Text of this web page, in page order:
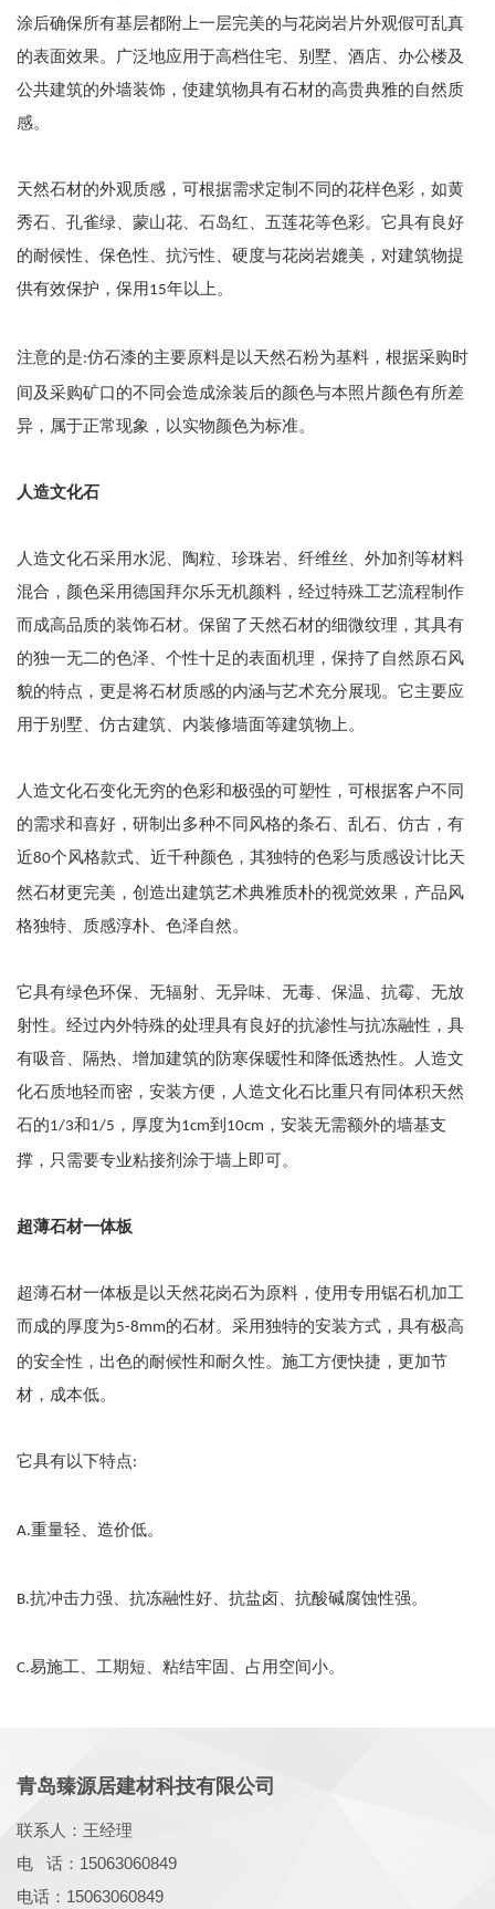
涂后确保所有基层都附上一层完美的与花岗岩片外观假可乱真
的表面效果。广泛地应用于高档住宅、别墅、酒店、办公楼及
公共建筑的外墙装饰，使建筑物具有石材的高贵典雅的自然质
感。
天然石材的外观质感，可根据需求定制不同的花样色彩，如黄
秀石、孔雀绿、蒙山花、石岛红、五莲花等色彩。它具有良好
的耐候性、保色性、抗污性、硬度与花岗岩媲美，对建筑物提
供有效保护，保用 15年以上。
注意的是:仿石漆的主要原料是以天然石粉为基料，根据采购时
间及采购矿口的不同会造成涂装后的颜色与本照片颜色有所差
异，属于正常现象，以实物颜色为标准。
人造文化石
人造文化石采用水泥、陶粒、珍珠岩、纤维丝、外加剂等材料
混合，颜色采用德国拜尔乐无机颜料，经过特殊工艺流程制作
而成高品质的装饰石材。保留了天然石材的细微纹理，其具有
的独一无二的色泽、个性十足的表面机理，保持了自然原石风
貌的特点，更是将石材质感的内涵与艺术充分展现。它主要应
用于别墅、仿古建筑、内装修墙面等建筑物上。
人造文化石变化无穷的色彩和极强的可塑性，可根据客户不同
的需求和喜好，研制出多种不同风格的条石、乱石、仿古，有
近80个风格款式、近千种颜色，其独特的色彩与质感设计比天
然石材更完美，创造出建筑艺术典雅质朴的视觉效果，产品风
格独特、质感淳朴、色泽自然。
它具有绿色环保、无辐射、无异味、无毒、保温、抗霉、无放
射性。经过内外特殊的处理具有良好的抗渗性与抗冻融性，具
有吸音、隔热、增加建筑的防寒保暖性和降低透热性。人造文
化石质地轻而密，安装方便，人造文化石比重只有同体积天然
石的1/3和1/5 ，厚度为1cm到 10cm ，安装无需额外的墙基支
撑，只需要专业粘接剂涂于墙上即可。
超薄石材一体板
超薄石材一体板是以天然花岗石为原料，使用专用锯石机加工
而成的厚度为5-8mm的石材。采用独特的安装方式，具有极高
的安全性，出色的耐候性和耐久性。施工方便快捷，更加节
材，成本低。
它具有以下特点:
A.重量轻、造价低。
B.抗冲击力强、抗冻融性好、抗盐卤、抗酸碱腐蚀性强。
C.易施工、工期短、粘结牢固、占用空间小。
青岛臻源居建材科技有限公司
联系人：王经理
电 话：15063060849
电话：15063060849